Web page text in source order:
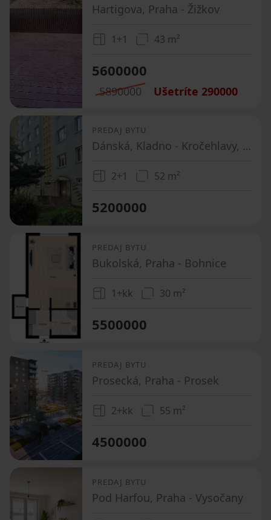
Hartigova, Praha - Žižkov
1+1 43 m²
5600000
5890000 Ušetríte 290000
PREDAJ BYTU
Dánská, Kladno - Kročehlavy, Středočeský kraj
2+1 52 m²
5200000
PREDAJ BYTU
Bukolská, Praha - Bohnice
1+kk 30 m²
5500000
PREDAJ BYTU
Prosecká, Praha - Prosek
2+kk 55 m²
4500000
PREDAJ BYTU
Pod Harfou, Praha - Vysočany